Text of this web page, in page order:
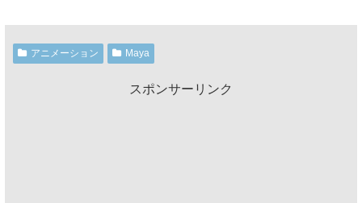
アニメーション Maya
スポンサーリンク